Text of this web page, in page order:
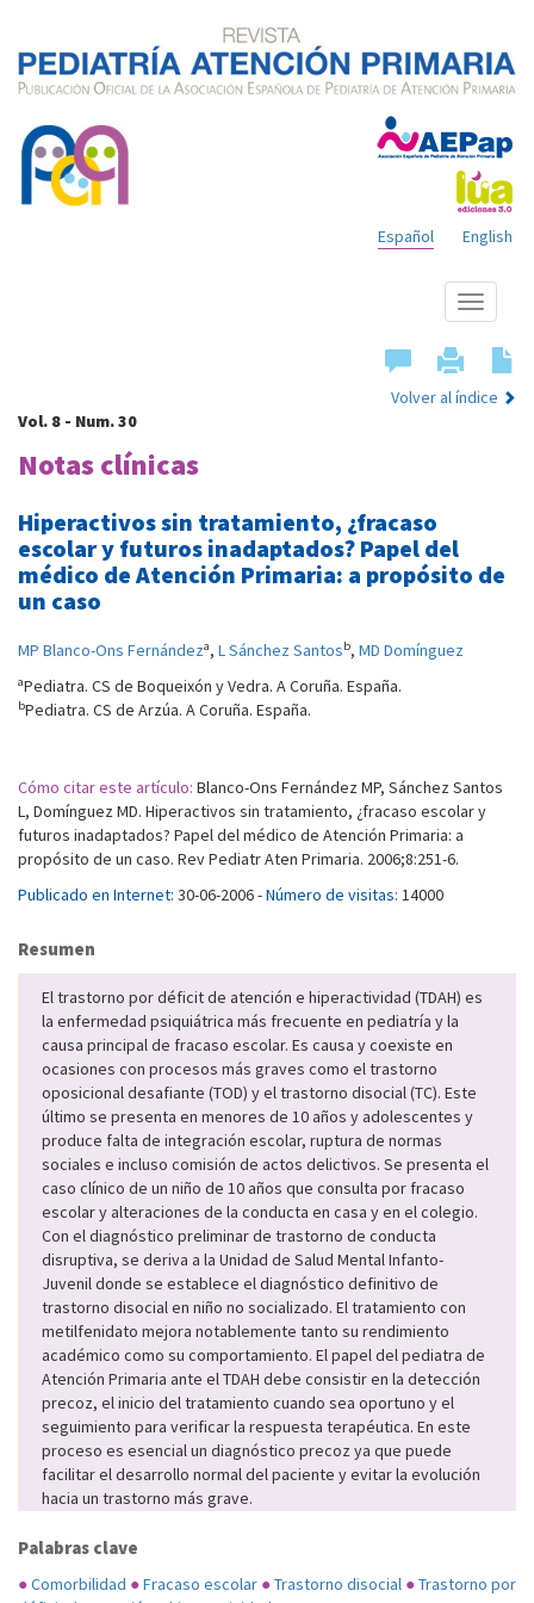
English
Español
Mostrar
menú
Volver al índice
Vol. 8 - Num. 30
Notas clínicas
Hiperactivos sin tratamiento, ¿fracaso
escolar y futuros inadaptados? Papel del
médico de Atención Primaria: a propósito de
un caso
MP Blanco-Ons Fernándeza, L Sánchez Santosb, MD Domínguez
aPediatra. CS de Boqueixón y Vedra. A Coruña. España.
bPediatra. CS de Arzúa. A Coruña. España.
Cómo citar este artículo: Blanco-Ons Fernández MP, Sánchez Santos
L, Domínguez MD. Hiperactivos sin tratamiento, ¿fracaso escolar y
futuros inadaptados? Papel del médico de Atención Primaria: a
propósito de un caso. Rev Pediatr Aten Primaria. 2006;8:251-6.
Publicado en Internet: 30-06-2006 -Número de visitas: 14000
Resumen
El trastorno por déficit de atención e hiperactividad (TDAH) es
la enfermedad psiquiátrica más frecuente en pediatría y la
causa principal de fracaso escolar. Es causa y coexiste en
ocasiones con procesos más graves como el trastorno
oposicional desafiante (TOD) y el trastorno disocial (TC). Este
último se presenta en menores de 10 años y adolescentes y
produce falta de integración escolar, ruptura de normas
sociales e incluso comisión de actos delictivos. Se presenta el
caso clínico de un niño de 10 años que consulta por fracaso
escolar y alteraciones de la conducta en casa y en el colegio.
Con el diagnóstico preliminar de trastorno de conducta
disruptiva, se deriva a la Unidad de Salud Mental Infanto-
Juvenil donde se establece el diagnóstico definitivo de
trastorno disocial en niño no socializado. El tratamiento con
metilfenidato mejora notablemente tanto su rendimiento
académico como su comportamiento. El papel del pediatra de
Atención Primaria ante el TDAH debe consistir en la detección
precoz, el inicio del tratamiento cuando sea oportuno y el
seguimiento para verificar la respuesta terapéutica. En este
proceso es esencial un diagnóstico precoz ya que puede
facilitar el desarrollo normal del paciente y evitar la evolución
hacia un trastorno más grave.
Palabras clave
●Comorbilidad ●Fracaso escolar ●Trastorno disocial ●Trastorno por